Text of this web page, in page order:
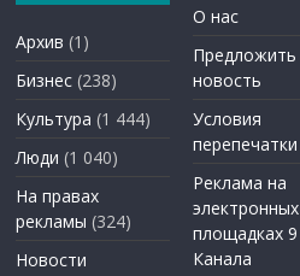
Архив (1)
Бизнес (238)
Культура (1 444)
Люди (1 040)
На правах
рекламы (324)
Новости
О нас
Предложить
новость
Условия
перепечатки
Реклама на
электронных
площадках 9
Канала